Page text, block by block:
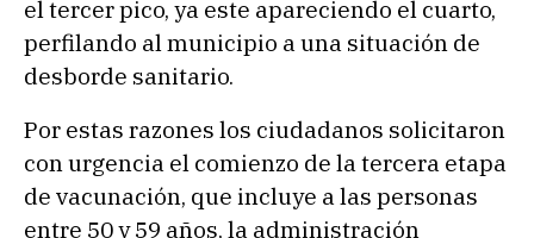
el tercer pico, ya este apareciendo el cuarto,
perfilando al municipio a una situación de
desborde sanitario.
Por estas razones los ciudadanos solicitaron
con urgencia el comienzo de la tercera etapa
de vacunación, que incluye a las personas
entre 50 y 59 años, la administración